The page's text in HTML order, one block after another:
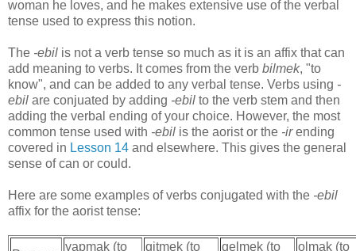
woman he loves, and he makes extensive use of the verbal
tense used to express this notion.
The -ebil is not a verb tense so much as it is an affix that can
add meaning to verbs. It comes from the verb bilmek, "to
know", and can be added to any verbal tense. Verbs using -
ebil are conjuated by adding -ebil to the verb stem and then
adding the verbal ending of your choice. However, the most
common tense used with -ebil is the aorist or the -irending
covered in Lesson 14 and elsewhere. This gives the general
sense of can or could.
Here are some examples of verbs conjugated with the -ebil
affix for the aorist tense:
yapmak (to
gitmek (to
gelmek (to
olmak (to